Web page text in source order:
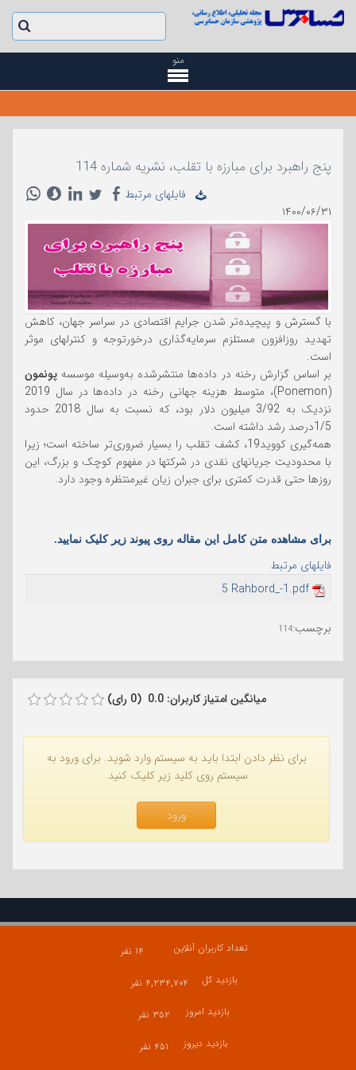
منو
پنج راهبرد برای مبارزه با تقلب، نشریه شماره 114
فایلهای مرتبط
۱۴۰۰/۰۶/۳۱
با گسترش و پیچیده‌تر شدن جرایم اقتصادی در سراسر جهان، کاهش
تهدید روزافزون مستلزم سرمایه‌گذاری درخورتوجه و کنترلهای موثر
است.
بر اساس گزارش رخنه در داده‌ها منتشرشده به‌وسیله موسسه پونمون
(Ponemon)، متوسط هزینه جهانی رخنه در داده‌ها در سال 2019
نزدیک به 3/92 میلیون دلار بود، که نسبت به سال 2018 حدود
1/5درصد رشد داشته است.
همه‌گیری کووید19، کشف تقلب را بسیار ضروری‌تر ساخته است؛ زیرا
با محدودیت جریانهای نقدی در شرکتها در مفهوم کوچک و بزرگ، این
روزها حتی قدرت کمتری برای جبران زیان غیرمنتظره وجود دارد.
برای مشاهده متن کامل این مقاله روی پیوند زیر کلیک نمایید.
فایلهای مرتبط
5 Rahbord_-1.pdf
برچسب:
114
میانگین امتیاز کاربران: 0.0 (0 رای)
برای نظر دادن ابتدا باید به سیستم وارد شوید. برای ورود به
سیستم روی کلید زیر کلیک کنید.
ورود
تعداد کاربران آنلاین
۱۴ نفر
بازدید کل
۴,۲۳۴,۷۰۴ نفر
بازدید امروز
۳۵۲ نفر
بازدید دیروز
۴۵۱ نفر